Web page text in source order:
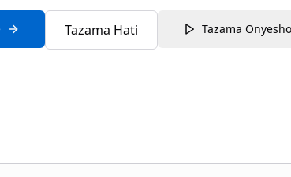
Tazama Hati Tazama Onyesho